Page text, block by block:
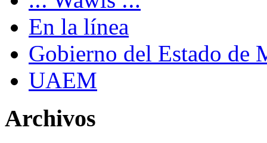
En la línea
Gobierno del Estado de
UAEM
Archivos